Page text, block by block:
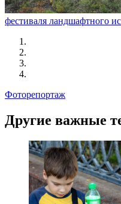
фестиваля ландшафтного
Фоторепортаж
Другие важные